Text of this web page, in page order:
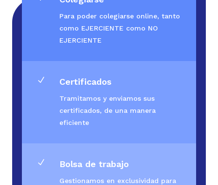
Para poder colegiarse online, tanto
como EJERCIENTE como NO
EJERCIENTE
N Certificados
Tramitamos y enviamos sus
certificados, de una manera
eficiente
N Bolsa de trabajo
Gestionamos en exclusividad para